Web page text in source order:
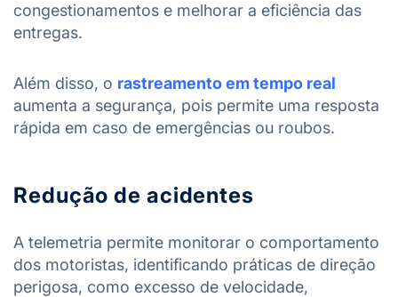
congestionamentos e melhorar a eficiência das
entregas.
Além disso, o rastreamento em tempo real
aumenta a segurança, pois permite uma resposta
rápida em caso de emergências ou roubos.
Redução de acidentes
A telemetria permite monitorar o comportamento
dos motoristas, identificando práticas de direção
perigosa, como excesso de velocidade,